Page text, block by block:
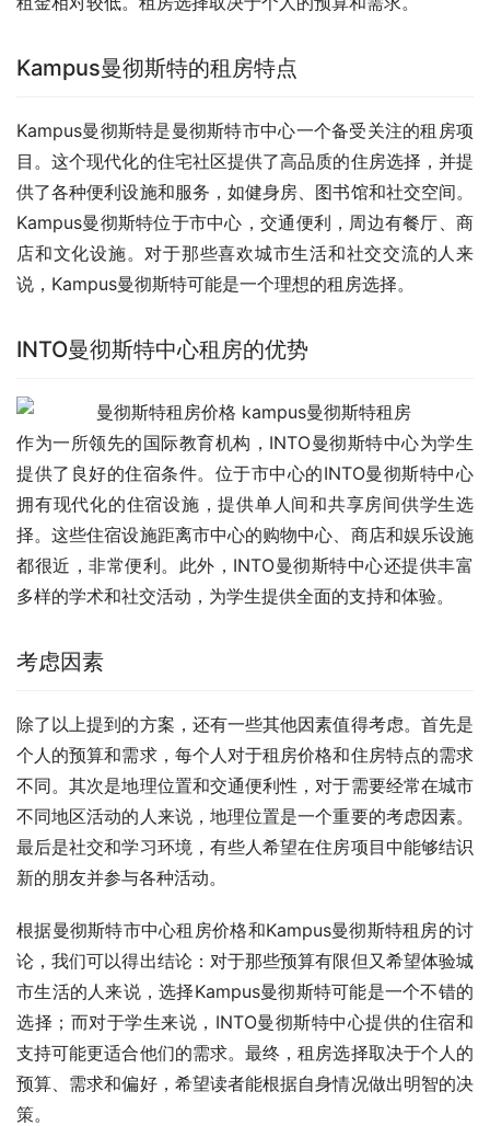
Kampus曼彻斯特的租房特点
Kampus曼彻斯特是曼彻斯特市中心一个备受关注的租房项
目。这个现代化的住宅社区提供了高品质的住房选择，并提
供了各种便利设施和服务，如健身房、图书馆和社交空间。
Kampus曼彻斯特位于市中心，交通便利，周边有餐厅、商
店和文化设施。对于那些喜欢城市生活和社交交流的人来
说，Kampus曼彻斯特可能是一个理想的租房选择。
INTO曼彻斯特中心租房的优势
作为一所领先的国际教育机构，INTO曼彻斯特中心为学生
提供了良好的住宿条件。位于市中心的INTO曼彻斯特中心
拥有现代化的住宿设施，提供单人间和共享房间供学生选
择。这些住宿设施距离市中心的购物中心、商店和娱乐设施
都很近，非常便利。此外，INTO曼彻斯特中心还提供丰富
多样的学术和社交活动，为学生提供全面的支持和体验。
考虑因素
除了以上提到的方案，还有一些其他因素值得考虑。首先是
个人的预算和需求，每个人对于租房价格和住房特点的需求
不同。其次是地理位置和交通便利性，对于需要经常在城市
不同地区活动的人来说，地理位置是一个重要的考虑因素。
最后是社交和学习环境，有些人希望在住房项目中能够结识
新的朋友并参与各种活动。
根据曼彻斯特市中心租房价格和Kampus曼彻斯特租房的讨
论，我们可以得出结论：对于那些预算有限但又希望体验城
市生活的人来说，选择Kampus曼彻斯特可能是一个不错的
选择；而对于学生来说，INTO曼彻斯特中心提供的住宿和
支持可能更适合他们的需求。最终，租房选择取决于个人的
预算、需求和偏好，希望读者能根据自身情况做出明智的决
策。